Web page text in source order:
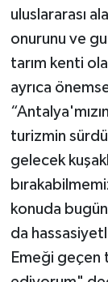
uluslararası
onurunu ve
tarım kenti
ayrıca
turizmin
gelecek
konuda
da
Emeği geçen